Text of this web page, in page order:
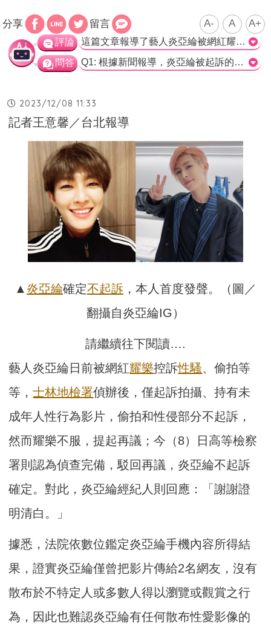
分享 留言 A- A A+
評論 這篇文章報導了藝人炎亞綸被網紅耀樂控訴性騷、偷拍等事情，然而士林地檢署僅起訴了他拍攝、持有未成年人性行為影片的罪行，而對於偷拍和性侵方面則不起訴。高等檢察署則駁回耀樂提起的再議，認為偵查已經完備，確定不起訴炎亞綸。經紀人表示感謝證明了炎亞綸的清白。 根據法院根據數位鑑定的結果，證實炎亞綸僅把影片傳給了兩名網友，並沒有散布給不特定人或多數人觀看的行為，因此難以認為他有散布性愛影像的犯意。至於拍攝、持有未成年人性行為影片部分，士林地方法院將在12月21日進行不公開審理。 從報導中可以看出，炎亞綸僅與兩名網友分享了影片，並沒有進一步散布給其他人。對於偷拍和性侵的指控，檢方則認為證據不足，因此不起訴這些罪名。這是一個被媒體廣泛關注的案件，經過檢方調查後，結果出爐，炎亞綸的經紀人也表達了對結果的感謝。 目前，我們還需要等待士林地方法院的開庭審理，以進一步了解拍攝、持有未成年人性行為影片部分的細節。這個案件的進一步發展將繼續受到社會的關注。>
問答 Q1: 根據新聞報導，炎亞綸被起訴的罪名是什麼？ A. 性騷擾、偷拍和性侵 B. 拍攝、持有未成年人性行為影片 C. 散布性愛影像和持有未成年人性行為影片 D. 散布性愛影像和偷拍 正確解答：B. 拍攝、持有未成年人性行為影片 Q2: 根據新聞報導，耀樂提起再議的理由是什麼？ A. 炎亞綸散布於不特定人或多數人得以瀏覽或觀賞 B. 炎亞綸有散布性愛影像的犯意 C. 士林地檢署不起訴偷拍和性侵部分 D. 數位鑑定結果顯示炎亞綸曾把影片傳給2名網友 正確解答：A. 炎亞綸散布於不特定人或多數人得以瀏覽或觀賞 Q3: 根據新聞報導，高等檢察署的決定是什麼？ A. 駁回再議，炎亞綸不起訴確定 B. 提起再議，繼續偵查炎亞綸 C. 將於12月21日首度開庭，採不公開審理 D. 依數位鑑定結果，炎亞綸有散布性愛影像的犯意 正確解答：A. 駁回再議，炎亞綸不起訴確定
2023/12/08 11:33
記者王意馨／台北報導
▲ 炎亞綸確定不起訴 ，本人首度發聲。（圖／
翻攝自炎亞綸IG）
請繼續往下閱讀….
藝人炎亞綸日前被網紅耀樂控訴性騷、偷拍等
等，士林地檢署偵辦後，僅起訴拍攝、持有未
成年人性行為影片，偷拍和性侵部分不起訴，
然而耀樂不服，提起再議；今（8）日高等檢察
署則認為偵查完備，駁回再議，炎亞綸不起訴
確定。對此，炎亞綸經紀人則回應：「謝謝證
明清白。」
據悉，法院依數位鑑定炎亞綸手機內容所得結
果，證實炎亞綸僅曾把影片傳給2名網友，沒有
散布於不特定人或多數人得以瀏覽或觀賞之行
為，因此也難認炎亞綸有任何散布性愛影像的